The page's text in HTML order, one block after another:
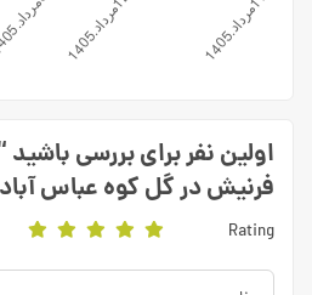
اولین نفر برای بررسی باشید
فرنیش در گل کوه عباس
Rating